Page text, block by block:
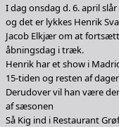
I dag onsdag d. 6. april
og det er lykkes Henrik
Jacob Elkjær om at
åbningsdag i træk.
Henrik har et show i
15-tiden og resten af
Derudover vil han være
af sæsonen
Så Kig ind i Restaurant